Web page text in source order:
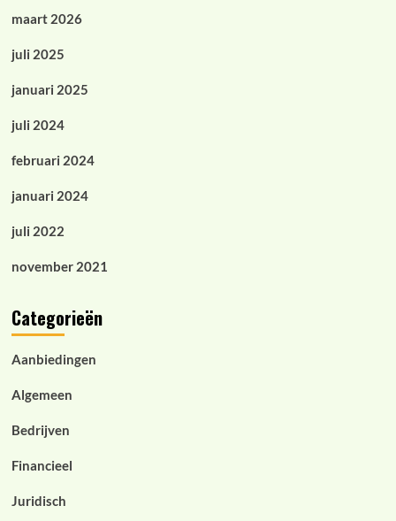
maart 2026
juli 2025
januari 2025
juli 2024
februari 2024
januari 2024
juli 2022
november 2021
Categorieën
Aanbiedingen
Algemeen
Bedrijven
Financieel
Juridisch